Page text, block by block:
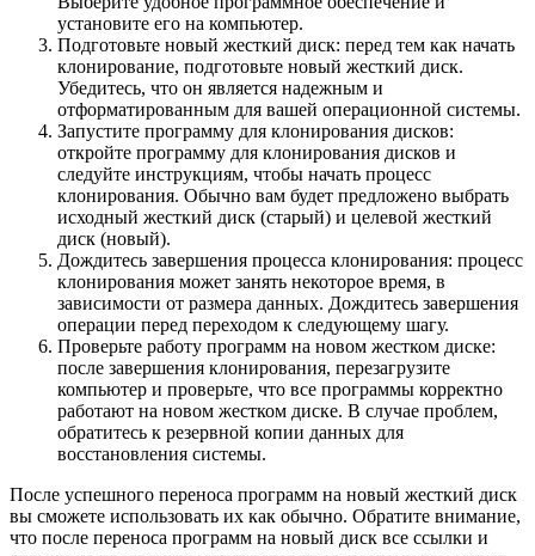
установите его на компьютер.
Подготовьте новый жесткий диск: перед тем как начать
клонирование, подготовьте новый жесткий диск.
Убедитесь, что он является надежным и
отформатированным для вашей операционной системы.
Запустите программу для клонирования дисков:
откройте программу для клонирования дисков и
следуйте инструкциям, чтобы начать процесс
клонирования. Обычно вам будет предложено выбрать
исходный жесткий диск (старый) и целевой жесткий
диск (новый).
Дождитесь завершения процесса клонирования: процесс
клонирования может занять некоторое время, в
зависимости от размера данных. Дождитесь завершения
операции перед переходом к следующему шагу.
Проверьте работу программ на новом жестком диске:
после завершения клонирования, перезагрузите
компьютер и проверьте, что все программы корректно
работают на новом жестком диске. В случае проблем,
обратитесь к резервной копии данных для
восстановления системы.
После успешного переноса программ на новый жесткий диск
вы сможете использовать их как обычно. Обратите внимание,
что после переноса программ на новый диск все ссылки и